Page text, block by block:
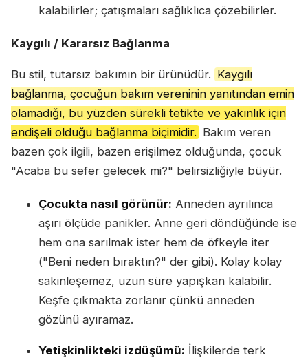
kalabilirler; çatışmaları sağlıklıca çözebilirler.
Kaygılı / Kararsız Bağlanma
Bu stil, tutarsız bakımın bir ürünüdür. Kaygılı
bağlanma, çocuğun bakım vereninin yanıtından emin
olamadığı, bu yüzden sürekli tetikte ve yakınlık için
endişeli olduğu bağlanma biçimidir. Bakım veren
bazen çok ilgili, bazen erişilmez olduğunda, çocuk
"Acaba bu sefer gelecek mi?" belirsizliğiyle büyür.
Çocukta nasıl görünür: Anneden ayrılınca
aşırı ölçüde panikler. Anne geri döndüğünde ise
hem ona sarılmak ister hem de öfkeyle iter
("Beni neden bıraktın?" der gibi). Kolay kolay
sakinleşemez, uzun süre yapışkan kalabilir.
Keşfe çıkmakta zorlanır çünkü anneden
gözünü ayıramaz.
Yetişkinlikteki izdüşümü: İlişkilerde terk